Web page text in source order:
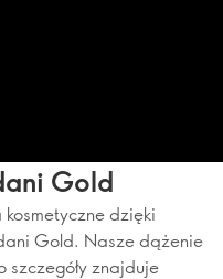
Gold
dzięki
Gold. Nasze dążenie
szczegóły znajduje